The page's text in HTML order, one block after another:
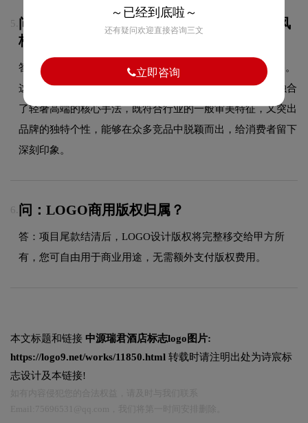
5. 问：中源瑞君酒店的品牌logo属于什么设计风
格？
答：中源瑞君酒店品牌logo整体呈现出轻奢高端的设计风格。
这种风格在酒店领域具有较好的适用性，设计师在标志中融合
了轻奢高端的核心手法，既符合行业的一般审美特征，又突出
品牌的独特个性，能够在众多竞品中脱颖而出，给消费者留下
深刻印象。
6. 问：LOGO商用版权归属？
答：项目尾款结清后，LOGO设计版权将完整移交给甲方所
有，您可自由用于商业用途，无需额外支付版权费用。
本文标题和链接 中源瑞君酒店标志logo图片:
https://logo9.net/works/11850.html 转载时请注明出处为诗宸标
志设计及本链接!
～已经到底啦～
还有疑问欢迎直接咨询三文
立即咨询